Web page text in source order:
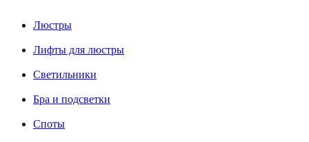
Люстры
Лифты для люстры
Светильники
Бра и подсветки
Споты